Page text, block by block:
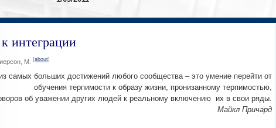
интеграции
М. [about]
самых больших достижений любого сообщества – это умение перейти от
обучения терпимости к образу жизни, пронизанному терпимостью,
об уважении других людей к реальному включению их в свои ряды.
Майкл Причард